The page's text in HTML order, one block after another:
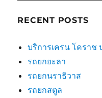
RECENT POSTS
บริการเครน โคราช
รถยกยะลา
รถยกนราธิวาส
รถยกสตูล